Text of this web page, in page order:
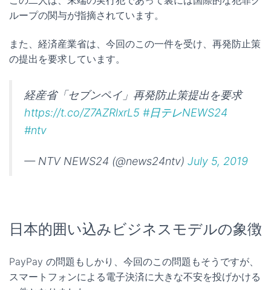
ループの関与が指摘されています。
また、経済産業省は、今回のこの一件を受け、再発防止策
の提出を要求しています。
経産省「セブンペイ」再発防止策提出を要求
https://t.co/Z7AZRlxrL5 #日テレNEWS24
#ntv
— NTV NEWS24 (@news24ntv) July 5, 2019
日本的囲い込みビジネスモデルの象徴
PayPay の問題もしかり、今回のこの問題もそうですが、
スマートフォンによる電子決済に大きな不安を投げかける